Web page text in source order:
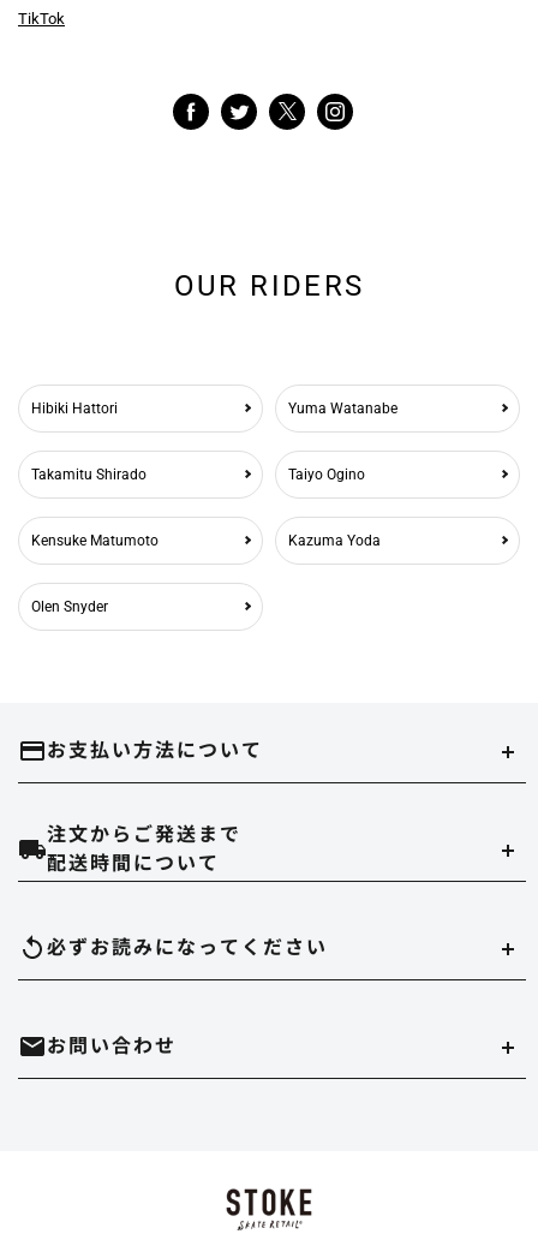
TikTok
OUR RIDERS
Hibiki Hattori Yuma Watanabe
Takamitu Shirado Taiyo Ogino
Kensuke Matumoto Kazuma Yoda
Olen Snyder
お支払い方法について
クレジットカード
当ストアでは、以下のクレジット会社をご利用いただけます。
代金引換
注文からご発送まで
配送時間について
配達時間は午前（9～12時）、14～16時、16～18時、18～20時、19～21時
のいずれかでご指定いただけます。
・到着日の指定の場合は、ご注文の3日後から7日後までお受けさせていただ
必ずお読みになって ください
在庫切れについて
正確を規するよう努力していますが、デッキサイズは個体差がありますし、
お問い合わせ